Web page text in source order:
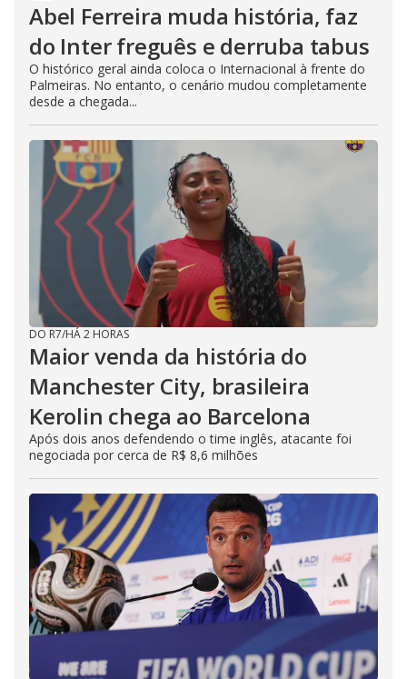
Abel Ferreira muda história, faz
do Inter freguês e derruba tabus
O histórico geral ainda coloca o Internacional à frente do
Palmeiras. No entanto, o cenário mudou completamente
desde a chegada...
DO R7/HÁ 2 HORAS
Maior venda da história do
Manchester City, brasileira
Kerolin chega ao Barcelona
Após dois anos defendendo o time inglês, atacante foi
negociada por cerca de R$ 8,6 milhões